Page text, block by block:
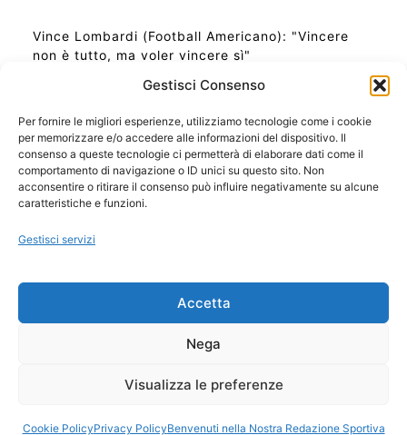
Gestisci Consenso
Per fornire le migliori esperienze, utilizziamo tecnologie come i cookie
per memorizzare e/o accedere alle informazioni del dispositivo. Il
consenso a queste tecnologie ci permetterà di elaborare dati come il
comportamento di navigazione o ID unici su questo sito. Non
acconsentire o ritirare il consenso può influire negativamente su alcune
caratteristiche e funzioni.
Gestisci servizi
Accetta
Nega
Visualizza le preferenze
Cookie PolicyPrivacy PolicyBenvenuti nella Nostra Redazione Sportiva
Vince Lombardi (Football Americano): "Vincere
non è tutto, ma voler vincere sì"
Ora Esatta in Italia in questo momento
Ti Senti Strano Ultimamente? Potrebbe Essere per
la Risonanza di Schumann
Come Sapere Se Stai Ascendendo alla Quinta
Copyright 2026 NotiziePlus.com
📰 Contenuto Umano Verificato
Privacy Coockie
Pubblicità